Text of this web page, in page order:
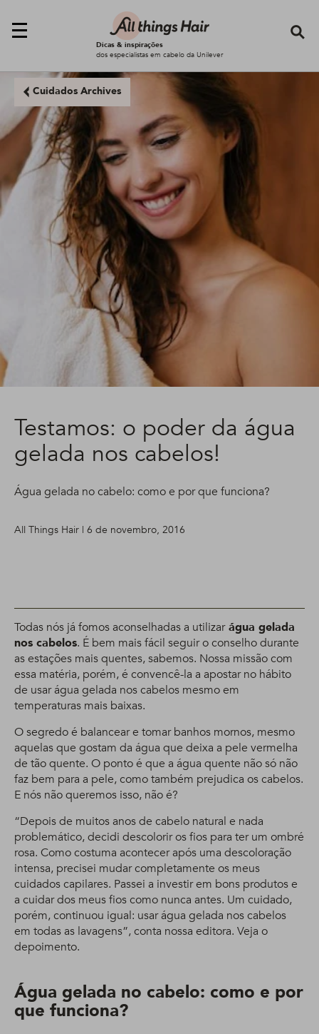
Dicas & inspirações
dos especialistas em cabelo da Unilever
Cuidados Archives
Testamos: o poder da água
gelada nos cabelos!
Água gelada no cabelo: como e por que funciona?
All Things Hair | 6 de novembro, 2016
Todas nós já fomos aconselhadas a utilizarágua gelada
nos cabelos. É bem mais fácil seguir o conselho durante
as estações mais quentes, sabemos. Nossa missão com
essa matéria, porém, é convencê-la a apostar no hábito
de usar água gelada nos cabelos mesmo em
temperaturas mais baixas.
O segredo é balancear e tomar banhos mornos, mesmo
aquelas que gostam da água que deixa a pele vermelha
de tão quente. O ponto é que a água quente não só não
faz bem para a pele, como também prejudica os cabelos.
E nós não queremos isso, não é?
“Depois de muitos anos de cabelo natural e nada
problemático, decidi descolorir os fios para ter um ombré
rosa. Como costuma acontecer após uma descoloração
intensa, precisei mudar completamente os meus
cuidados capilares. Passei a investir em bons produtos e
a cuidar dos meus fios como nunca antes. Um cuidado,
porém, continuou igual: usar água gelada nos cabelos
em todas as lavagens”, conta nossa editora. Veja o
depoimento.
Água gelada no cabelo: como e por
que funciona?